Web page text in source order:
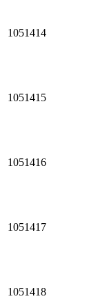
1051414
1051415
1051416
1051417
1051418